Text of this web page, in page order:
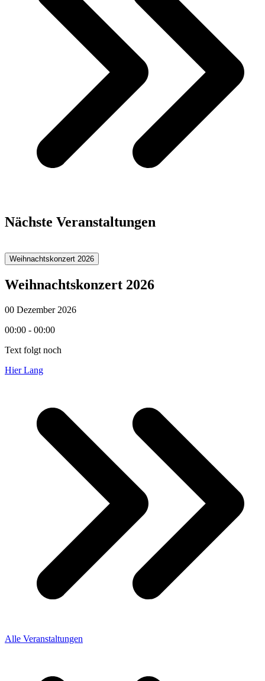
Nächste Veranstaltungen
Weihnachtskonzert 2026
Weihnachtskonzert 2026
00 Dezember 2026
00:00 - 00:00
Text folgt noch
Hier Lang
Alle Veranstaltungen